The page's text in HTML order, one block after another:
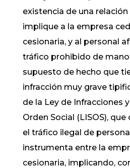
existencia de una
implique a la empresa
cesionaria, y al personal
tráfico prohibido de mano
supuesto de hecho que
infracción muy grave
de la Ley de Infracciones
Orden Social (LISOS),
el tráfico ilegal de
instrumenta entre la
cesionaria, implicando,